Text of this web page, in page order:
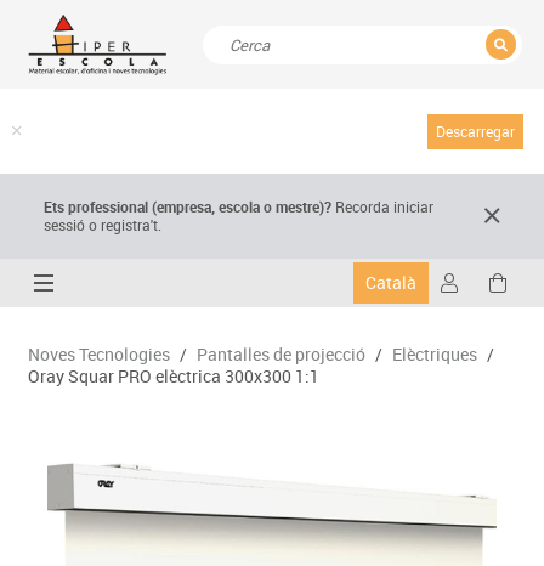
Descarregar
Ets professional (empresa,escola o mestre)? Recorda iniciar
sessió o registra't.
Català
Noves Tecnologies / Pantalles de projecció / Elèctriques /
Oray Squar PRO elèctrica 300x300 1:1